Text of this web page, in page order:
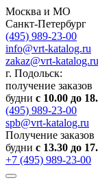
Москва и МО
Санкт-Петербург
(495) 989-23-00
info@vrt-katalog.ru
zakaz@vrt-katalog.ru
г. Подольск:
получение заказов
будни с 10.00 до
(495) 989-23-00
spb@vrt-katalog.ru
Получение заказов
будни с 13.30 до
+7 (495) 989-23-00